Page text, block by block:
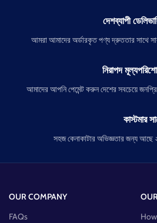
দেশব্যাপী
আমরা আমাদের অর্ডারকৃত পণ্য দ্রুততার সাথে
নিরাপদ
আমাদের আপনি পেমেন্ট করুন দেশের সবচেয়ে
কাস্টমার
সহজ কেনাকাটার অভিজ্ঞতার জন্য আছে
OUR COMPANY
FAQs